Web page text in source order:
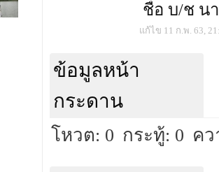
ชื่อ บ/ช น
แก้ไข 11 ก.พ. 63,
ข้อมูลหน้า
กระดาน
โหวต: 0 กระทู้: 0 ค